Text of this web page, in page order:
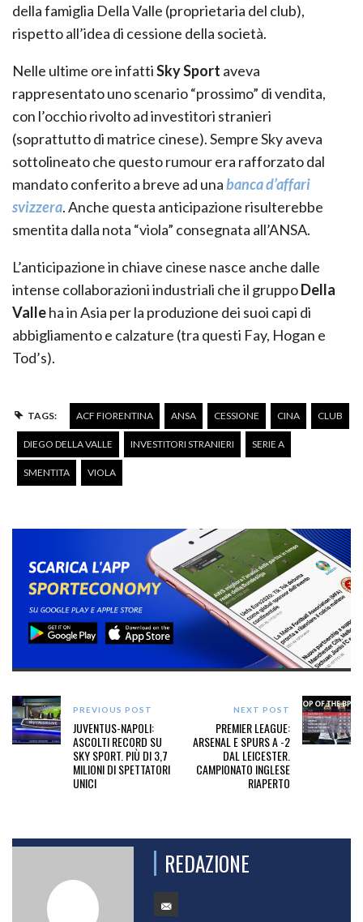
della famiglia Della Valle (proprietaria del club),
rispetto all’idea di cessione della società.
Nelle ultime ore infattiSky Sport aveva
rappresentato uno scenario “prossimo” di vendita,
con l’occhio rivolto ad investitori stranieri
(soprattutto di matrice cinese). Sempre Sky aveva
sottolineato che questo rumour era rafforzato dal
mandato conferito a breve ad unabanca d’affari
svizzera. Anche questa anticipazione risulterebbe
smentita dalla nota “viola” consegnata all’ANSA.
L’anticipazione in chiave cinese nasce anche dalle
intense collaborazioni industriali che il gruppoDella
Valleha in Asia per la produzione dei suoi capi di
abbigliamento e calzature (tra questi Fay, Hogan e
Tod’s).
TAGS: ACF FIORENTINA ANSA CESSIONE CINA CLUB
DIEGO DELLA VALLE INVESTITORI STRANIERI SERIE A
SMENTITA VIOLA
PREVIOUS POST
JUVENTUS-NAPOLI:
ASCOLTI RECORD SU
SKY SPORT. PIÙ DI 3,7
MILIONI DI SPETTATORI
UNICI
NEXT POST
PREMIER LEAGUE:
ARSENAL E SPURS A -2
DAL LEICESTER.
CAMPIONATO INGLESE
RIAPERTO
REDAZIONE